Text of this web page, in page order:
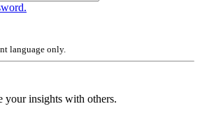
language only.
your insights with others.